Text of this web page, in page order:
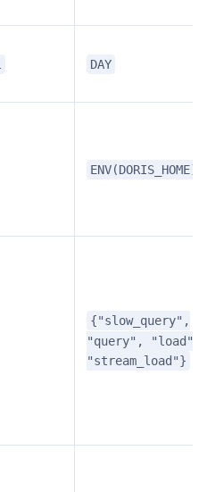
DAY
{"slow_query",
"query", "load",
"stream_load"}